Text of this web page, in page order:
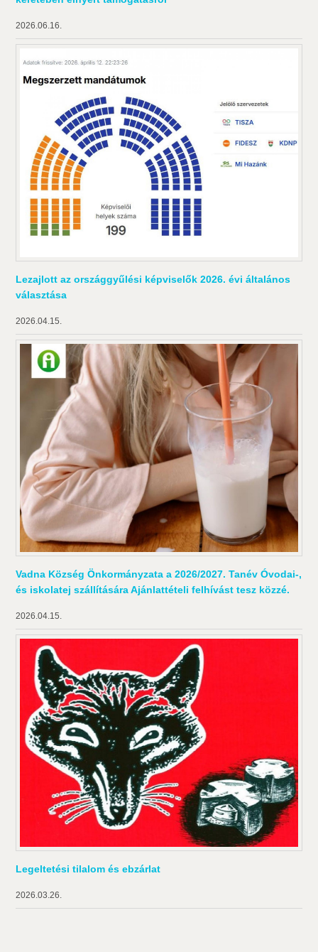
2026.06.16.
Lezajlott az országgyűlési képviselők 2026. évi általános
választása
2026.04.15.
Vadna Község Önkormányzata a 2026/2027. Tanév Óvodai-,
és iskolatej szállítására Ajánlattételi felhívást tesz közzé.
2026.04.15.
Legeltetési tilalom és ebzárlat
2026.03.26.